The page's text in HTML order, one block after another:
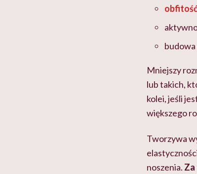
budowa
Mniejszy
lub takich,
kolei, jeśli
większego
Tworzywa
noszenia. Za